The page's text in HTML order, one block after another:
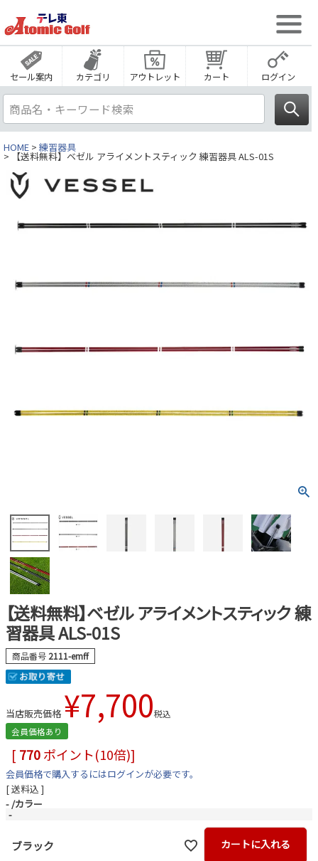
セール案内 カテゴリ アウトレット カート ログイン
HOME 練習器具
【送料無料】ベゼル アライメントスティック 練習器具 ALS-01S
【送料無料】ベゼル アライメントスティック 練
習器具 ALS-01S
商品番号 2111-emff
当店販売価格 ¥7,700税込
会員価格あり
[ 770ポイント(10倍)]
会員価格で購入するにはログインが必要です。
送料込
- カラー
-
ブラック カートに入れる